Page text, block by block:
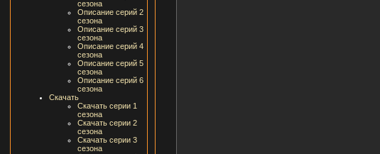
сезона
Описание серий 2
сезона
Описание серий 3
сезона
Описание серий 4
сезона
Описание серий 5
сезона
Описание серий 6
сезона
Скачать
Скачать серии 1
сезона
Скачать серии 2
сезона
Скачать серии 3
сезона